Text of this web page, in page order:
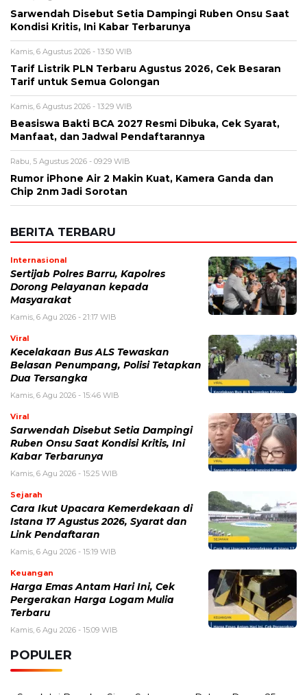
Internasional
Sertijab Polres Barru, Kapolres
Dorong Pelayanan kepada
Masyarakat
Kamis, 6 Agu 2026 - 21:17 WIB
Viral
Kecelakaan Bus ALS Tewaskan
Belasan Penumpang, Polisi Tetapkan
Dua Tersangka
Kamis, 6 Agu 2026 - 15:46 WIB
Viral
Sarwendah Disebut Setia Dampingi
Ruben Onsu Saat Kondisi Kritis, Ini
Kabar Terbarunya
Sejarah
Istana 17 Agustus 2026, Syarat dan
Link Pendaftaran
Kamis, 6 Agu 2026 - 15:19 WIB
Keuangan
Pergerakan Harga Logam Mulia
Terbaru
Kamis, 6 Agu 2026 - 15:09 WIB
POPULER
Sosok Ini Bongkar Siapa Sebenarnya Dalang Demo 25
Agustus yang Berakhir Ricuh: Bukan Intervensi Asing
Badan Menjadi Ideal, Wajib dicoba!
(900,793)
10 Teknik Ngepet Halal (813,793)
Cara Download dan Install Bios AetherSX2 PS2 (702,348)
5 Resep Cumi yang Mantul dan Mudah Dimasak
Super Show 10 Jakarta 2025: Cek Perkiraan Harga Tiket
Konser Super Junior, ELF Wajib Tahu!
(502,132)
Link Private Server Luck x8 Fish It Roblox 1 bulan
Diadakan oleh Redaksiku.com: Event Langka dengan
10 Film Indonesia Tayang November 2024, Ada Film
Wulan Guritno!
Promo Burger King Terbaru Januari 2026, Ini Detail